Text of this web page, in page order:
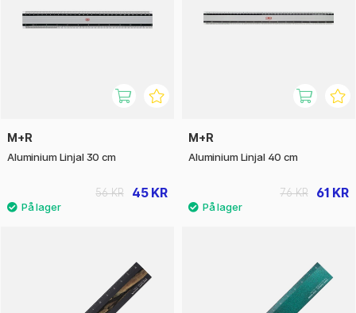
M+R
Aluminium Linjal 30 cm
45 KR
56 KR
M+R
Aluminium Linjal 40 cm
61 KR
76 KR